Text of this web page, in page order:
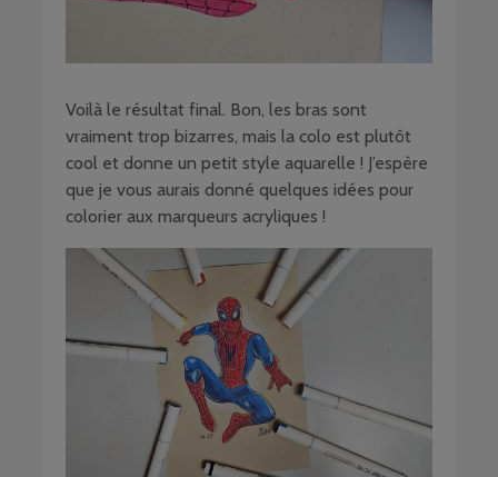
Voilà le résultat final. Bon, les bras sont
vraiment trop bizarres, mais la colo est plutôt
cool et donne un petit style aquarelle ! J’espère
que je vous aurais donné quelques idées pour
colorier aux marqueurs acryliques !